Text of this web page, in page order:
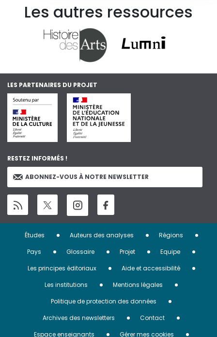
Les autres ressources
LES PARTENAIRES DU PROJET
RESTEZ INFORMÉS !
ABONNEZ-VOUS À NOTRE NEWSLETTER
Menu
Pied
page
Études Auteurs des analyses
Régions
Pays
Glossaire Projet
Equipe
Les principes éditoriaux
Aide et accessibilité
Les institutions
Mentions légales
Politique de protection des données
Archives des newsletters
Contact
Espace enseignants
Gérer mes cookies